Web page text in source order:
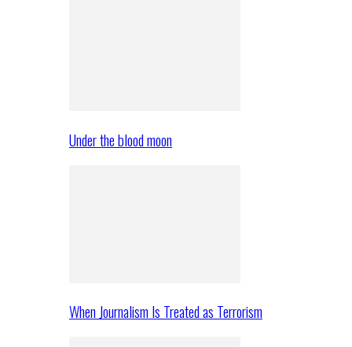
Under the blood moon
When Journalism Is Treated as Terrorism